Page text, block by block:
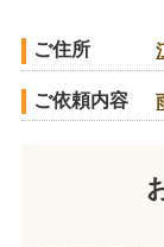
ご住所
ご依頼内容